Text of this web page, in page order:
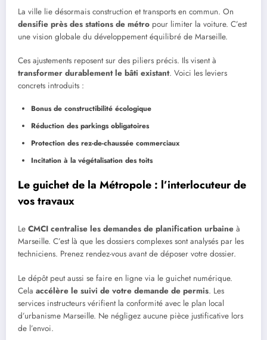
La ville lie désormais construction et transports en commun. On
densifie près des stations de métro pour limiter la voiture. C’est
une vision globale du développement équilibré de Marseille.
Ces ajustements reposent sur des piliers précis. Ils visent à
transformer durablement le bâti existant. Voici les leviers
concrets introduits :
Bonus de constructibilité écologique
Réduction des parkings obligatoires
Protection des rez-de-chaussée commerciaux
Incitation à la végétalisation des toits
Le guichet de la Métropole : l’interlocuteur de
vos travaux
Le CMCI centralise les demandes de planification urbaine à
Marseille. C’est là que les dossiers complexes sont analysés par les
techniciens. Prenez rendez-vous avant de déposer votre dossier.
Le dépôt peut aussi se faire en ligne via le guichet numérique.
Cela accélère le suivi de votre demande de permis. Les
services instructeurs vérifient la conformité avec le plan local
d’urbanisme Marseille. Ne négligez aucune pièce justificative lors
de l’envoi.